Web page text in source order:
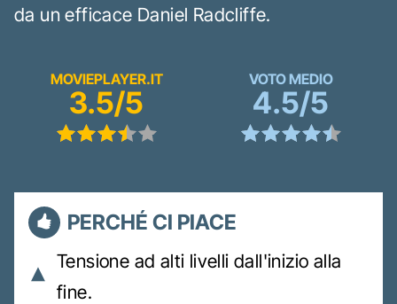
da un efficace Daniel Radcliffe.
MOVIEPLAYER.IT
3.5/5
VOTO MEDIO
4.5/5
PERCHÉ CI PIACE
Tensione ad alti livelli dall'inizio alla
fine.